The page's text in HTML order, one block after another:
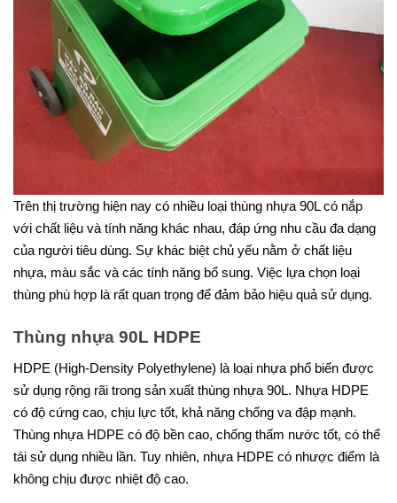
Trên thị trường hiện nay có nhiều loại thùng nhựa 90L có nắp
với chất liệu và tính năng khác nhau, đáp ứng nhu cầu đa dạng
của người tiêu dùng. Sự khác biệt chủ yếu nằm ở chất liệu
nhựa, màu sắc và các tính năng bổ sung. Việc lựa chọn loại
thùng phù hợp là rất quan trọng để đảm bảo hiệu quả sử dụng.
Thùng nhựa 90L HDPE
HDPE (High-Density Polyethylene) là loại nhựa phổ biến được
sử dụng rộng rãi trong sản xuất thùng nhựa 90L. Nhựa HDPE
có độ cứng cao, chịu lực tốt, khả năng chống va đập mạnh.
Thùng nhựa HDPE có độ bền cao, chống thấm nước tốt, có thể
tái sử dụng nhiều lần. Tuy nhiên, nhựa HDPE có nhược điểm là
không chịu được nhiệt độ cao.